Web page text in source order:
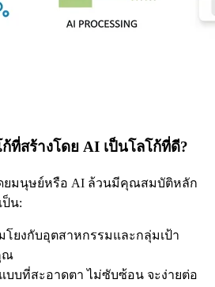
ที่สร้างโดย AI เป็นโลโก้ที่ดี?
ยมนุษย์หรือ AI ล้วนมีคุณสมบัติหลัก
ป็น:
โยงกับอุตสาหกรรมและกลุ่มเป้า
ณ
บบที่สะอาดตา ไม่ซับซ้อน จะง่ายต่อ